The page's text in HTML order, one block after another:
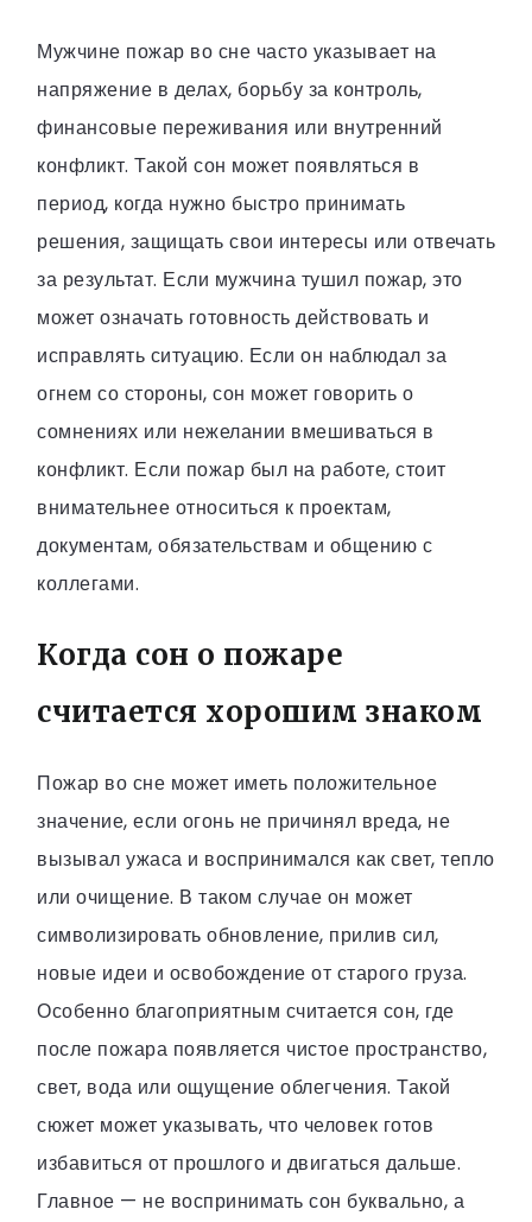
Мужчине пожар во сне часто указывает на
напряжение в делах, борьбу за контроль,
финансовые переживания или внутренний
конфликт. Такой сон может появляться в
период, когда нужно быстро принимать
решения, защищать свои интересы или отвечать
за результат. Если мужчина тушил пожар, это
может означать готовность действовать и
исправлять ситуацию. Если он наблюдал за
огнем со стороны, сон может говорить о
сомнениях или нежелании вмешиваться в
конфликт. Если пожар был на работе, стоит
внимательнее относиться к проектам,
документам, обязательствам и общению с
коллегами.
Когда сон о пожаре
считается хорошим знаком
Пожар во сне может иметь положительное
значение, если огонь не причинял вреда, не
вызывал ужаса и воспринимался как свет, тепло
или очищение. В таком случае он может
символизировать обновление, прилив сил,
новые идеи и освобождение от старого груза.
Особенно благоприятным считается сон, где
после пожара появляется чистое пространство,
свет, вода или ощущение облегчения. Такой
сюжет может указывать, что человек готов
избавиться от прошлого и двигаться дальше.
Главное — не воспринимать сон буквально, а